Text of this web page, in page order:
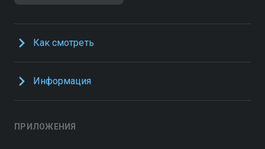
Как смотреть
Информация
ПРИЛОЖЕНИЯ